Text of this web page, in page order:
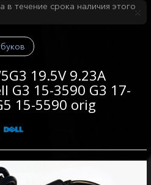
в течение срока наличия этого
19.5V 9.23A
G3 15-3590 G3 17-
15-5590 orig